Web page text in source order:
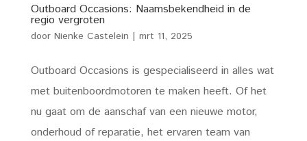
Outboard Occasions: Naamsbekendheid in de
regio vergroten
door Nienke Castelein | mrt 11, 2025
Outboard Occasions is gespecialiseerd in alles wat
met buitenboordmotoren te maken heeft. Of het
nu gaat om de aanschaf van een nieuwe motor,
onderhoud of reparatie, het ervaren team van